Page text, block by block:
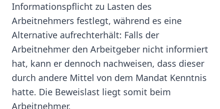
Informationspflicht zu Lasten des
Arbeitnehmers festlegt, während es eine
Alternative aufrechterhält: Falls der
Arbeitnehmer den Arbeitgeber nicht informiert
hat, kann er dennoch nachweisen, dass dieser
durch andere Mittel von dem Mandat Kenntnis
hatte. Die Beweislast liegt somit beim
Arbeitnehmer.